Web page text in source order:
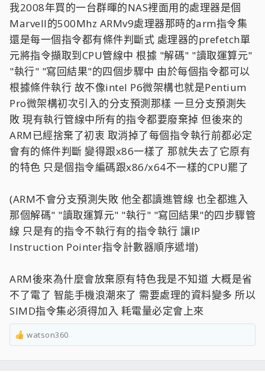
我2008年買的一台群暉的NAS裡面用的處理器是個
Marvell的500Mhz ARMv9處理器那時的arm指令集
還是每一個指令都有條件判斷式 處理器的prefetch單
元將指令擷取到CPU管線中 根據 "解碼" "讀取運算元"
"執行" "寫回結果"的四個步驟中 由於每個指令都可以
根據條件執行 故不像intel P6微架構也就是Pentium
Pro微架構初次引入的分支預測那樣 一旦分支預測失
敗 現有執行管線中所有的指令都要廢棄掉 但後來的
ARM已經捨棄了初衷 取消掉了每個指令執行前都必定
會有的條件判斷 變得跟x86一樣了 那就失去了它原有
的特色 只是個指令編碼跟x86/x64不一樣的CPU罷了
(ARM不會分支預測失敗 他全都讀進管線 也全都進入
那個解碼" "讀取運算元" "執行" "寫回結果"的四步驟管
線 只是有的指令不執行有的指令執行 讓IP
Instruction Pointer指令計數器順序遞增)
ARM後來為什麼會放棄原有特色我是不知道 大概是省
不了電了 智能手機浪潮來了 需要處理的資料變多 所以
SIMD指令集必須得加入 耗電量必定會上來
R
a
watson360